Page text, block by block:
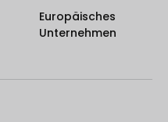
Europäisches
Unternehmen